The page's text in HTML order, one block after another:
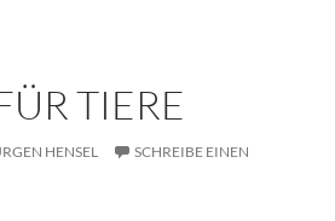
TIERE
HENSEL
SCHREIBE EINEN